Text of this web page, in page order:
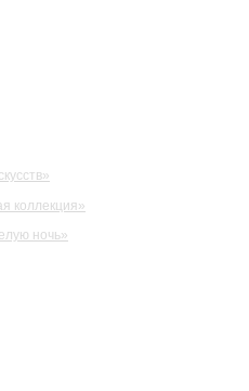
коллекция»
ночь»